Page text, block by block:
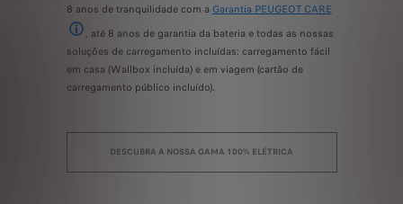
em comparação com um motor a gasolina equivalente
8 anos de tranquilidade com a Garantia PEUGEOT CARE
A Garantia Peugeot Care consiste em até 8 anos de coberturas
, até 8 anos de garantia da bateria e todas as nossas
soluções de carregamento incluídas: carregamento fácil
em casa (Wallbox incluída) e em viagem (cartão de
carregamento público incluído).
DESCUBRA A NOSSA GAMA 100% ELÉTRICA